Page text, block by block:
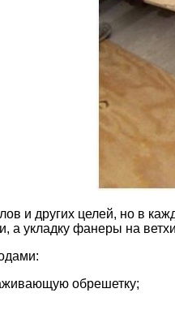
и других целей, но в
а укладку фанеры на
обрешетку;